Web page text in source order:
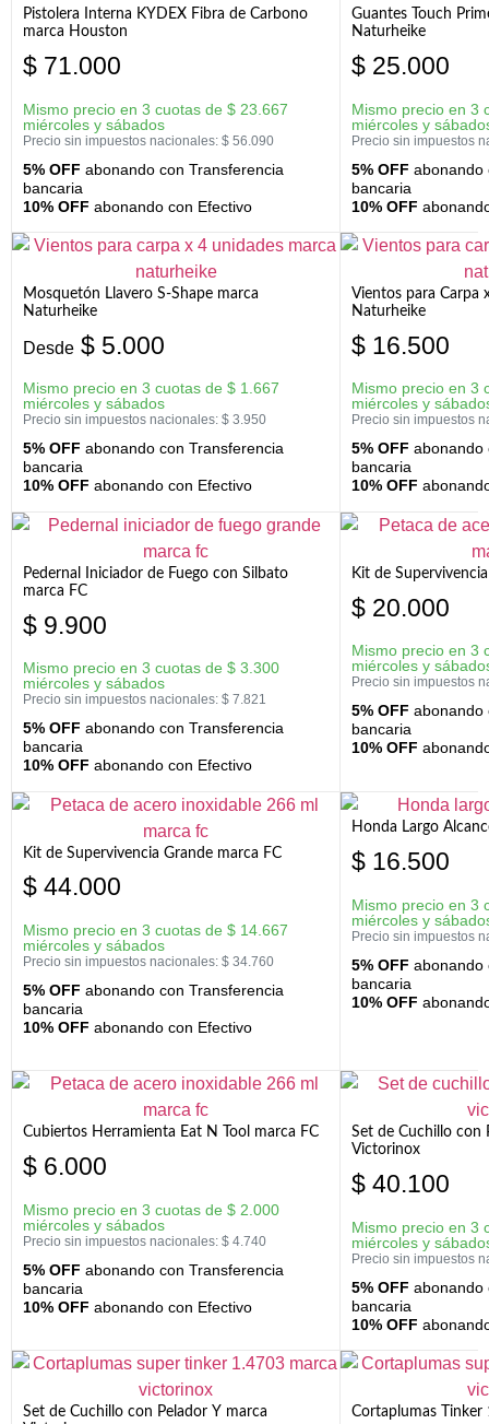
Pistolera Interna KYDEX Fibra de Carbono
marca Houston
$ 71.000
Mismo precio en 3 cuotas de $ 23.667
miércoles y sábados
Precio sin impuestos nacionales: $ 56.090
5% OFF abonando con Transferencia
bancaria
10% OFF abonando con Efectivo
Guantes Touch
Naturheike
$ 25.000
Mismo precio en 3
miércoles y
Precio sin impuestos
5% OFF abonando
bancaria
10% OFF
Mosquetón Llavero S-Shape marca
Naturheike
Desde $ 5.000
Mismo precio en 3 cuotas de $ 1.667
miércoles y sábados
Precio sin impuestos nacionales: $ 3.950
5% OFF abonando con Transferencia
bancaria
10% OFF abonando con Efectivo
Vientos para Carpa
Naturheike
$ 16.500
Mismo precio en 3
miércoles y
Precio sin impuestos
5% OFF abonando
bancaria
10% OFF
Pedernal Iniciador de Fuego con Silbato
marca FC
$ 9.900
Mismo precio en 3 cuotas de $ 3.300
miércoles y sábados
Precio sin impuestos nacionales: $ 7.821
5% OFF abonando con Transferencia
bancaria
10% OFF abonando con Efectivo
Kit de
$ 20.000
Mismo precio en 3
miércoles y
Precio sin impuestos
5% OFF abonando
bancaria
10% OFF
Kit de Supervivencia Grande marca FC
$ 44.000
Mismo precio en 3 cuotas de $ 14.667
miércoles y sábados
Precio sin impuestos nacionales: $ 34.760
5% OFF abonando con Transferencia
bancaria
10% OFF abonando con Efectivo
Honda Largo
$ 16.500
Mismo precio en 3
miércoles y
Precio sin impuestos
5% OFF abonando
bancaria
10% OFF
Cubiertos Herramienta Eat N Tool marca FC
$ 6.000
Mismo precio en 3 cuotas de $ 2.000
miércoles y sábados
Precio sin impuestos nacionales: $ 4.740
5% OFF abonando con Transferencia
bancaria
10% OFF abonando con Efectivo
Set de Cuchillo con
Victorinox
$ 40.100
Mismo precio en 3
miércoles y
Precio sin impuestos
5% OFF abonando
bancaria
10% OFF
Set de Cuchillo con Pelador Y marca
Cortaplumas